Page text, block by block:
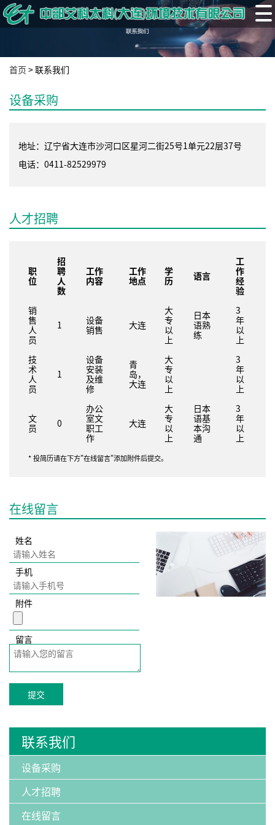
首页 >联系我们
设备采购
地址：辽宁省大连市沙河口区星河二街25号1单元22层37号
电话：0411-82529979
人才招聘
职
位
招
聘
人
数
工作
内容
工作
地点
学
历
语言
工
作
经
验
销
售
人
员
1
设备
销售
大连
大
专
以
上
日本
语熟
练
3
年
以
上
技
术
人
员
1
设备
安装
及维
修
青
岛，
大连
大
专
以
上
3
年
以
上
文
员
0
办公
室文
职工
作
大连
大
专
以
上
日本
语基
本沟
通
3
年
以
上
* 投简历请在下方"在线留言"添加附件后提交。
在线留言
姓名
手机
附件
留言
提交
联系我们
设备采购
人才招聘
在线留言